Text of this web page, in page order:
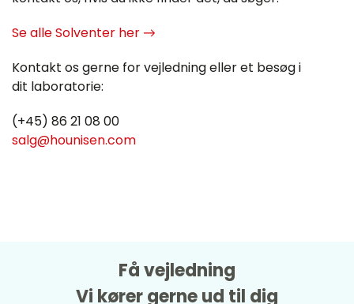
Se alle Solventer her →
Kontakt os gerne for vejledning eller et besøg i
dit laboratorie:
(+45) 86 21 08 00
salg@hounisen.com
Få vejledning
Vi kører gerne ud til dig